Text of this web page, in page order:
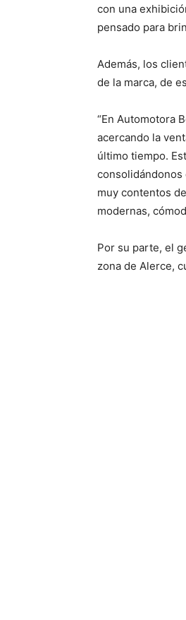
con una
pensado para
Además, los
de la marca, de
“En Automotora
acercando la
último tiempo.
consolidándonos
muy contentos
modernas,
Por su parte, el
zona de Alerce,